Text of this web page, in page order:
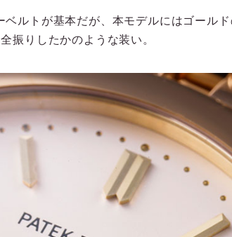
ルトが基本だが、本モデルにはゴール
振りしたかのような装い。